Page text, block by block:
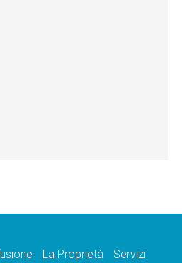
La Proprietà Servizi